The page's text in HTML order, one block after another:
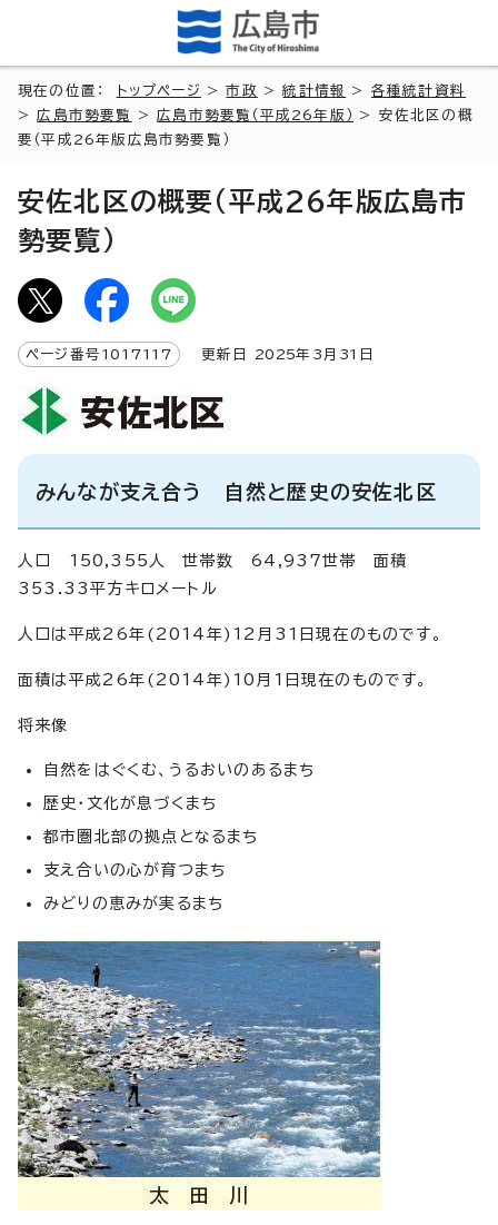
現在の位置： トップページ >市政 >統計情報 > 各種統計資料
>広島市勢要覧 >広島市勢要覧（平成26年版）
> 安佐北区の概
要（平成26年版広島市勢要覧）
安佐北区の概要（平成26年版広島市
勢要覧）
ページ番号 1017117 更新日 2025年3月 31 日
みんなが支え合う 自然と歴史の安佐北区
人口 150,355人 世帯数 64,937世帯 面積
353.33平方キロメートル
人口は平成26年(2014年)12月31日現在のものです。
面積は平成26年(2014年)10月1日現在のものです。
将来像
自然をはぐくむ、うるおいのあるまち
歴史・文化が息づくまち
都市圏北部の拠点となるまち
支え合いの心が育つまち
みどりの恵みが実るまち